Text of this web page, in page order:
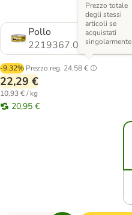
Pollo
2219367.0
-9.32% Prezzo reg. 24,58 €
Prezzo totale
degli stessi
articoli se
acquistati
singolarmente
22,29 €
10,93 € / kg
20,95 €